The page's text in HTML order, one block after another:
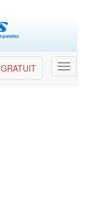
Toggle
GRATUIT